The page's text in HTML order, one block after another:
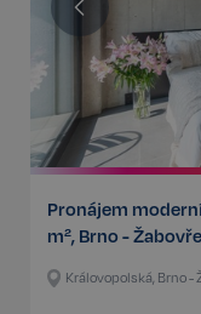
Pronájem
m², Brno -
Královopolská, Brno -